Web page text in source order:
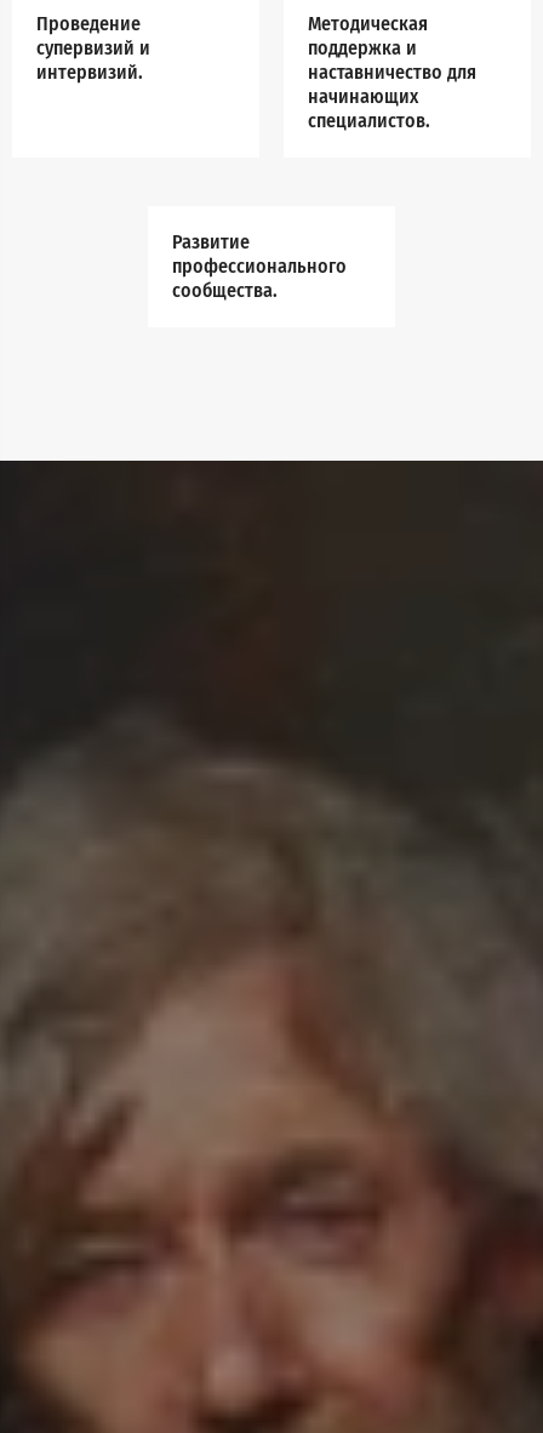
Проведение
супервизий и
интервизий.
Методическая
поддержка и
наставничество для
начинающих
специалистов.
Развитие
профессионального
сообщества.